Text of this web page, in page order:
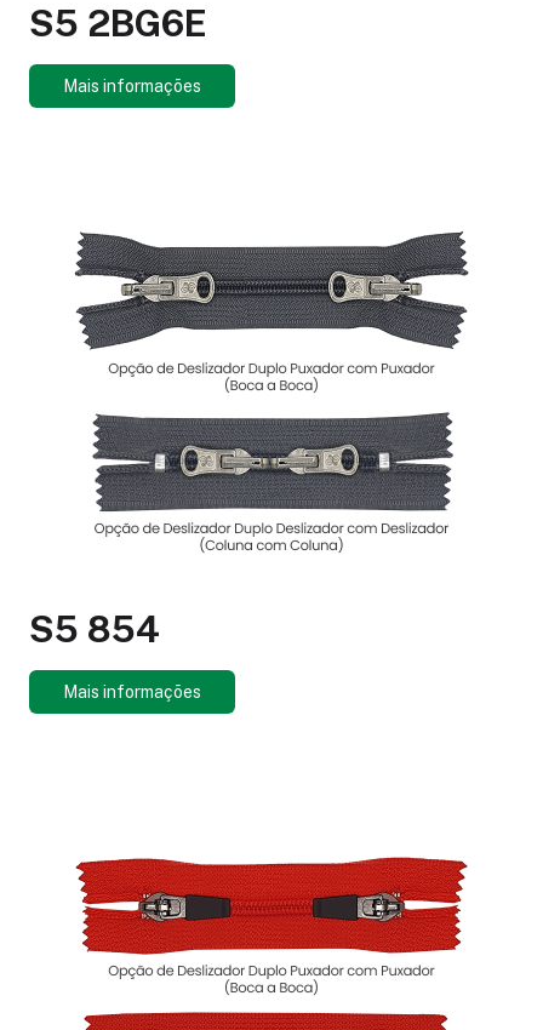
S5 2BG6E
Mais informações
S5 854
Mais informações